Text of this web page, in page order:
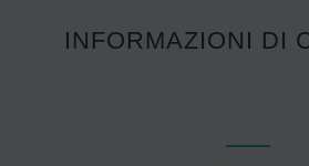
INFORMAZIONI DI